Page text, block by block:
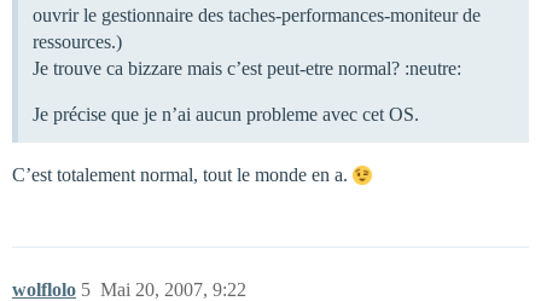
ouvrir le gestionnaire des taches-performances-moniteur de
ressources.)
Je trouve ca bizzare mais c’est peut-etre normal? :neutre:
Je précise que je n’ai aucun probleme avec cet OS.
C’est totalement normal, tout le monde en a.
wolflolo Mai 20, 2007, 9:22
5